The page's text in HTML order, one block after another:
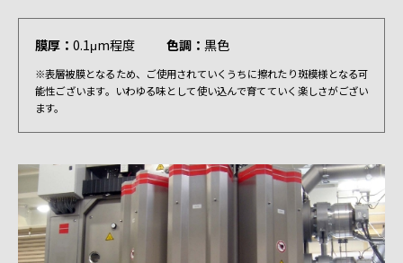
膜厚： 0.1μm程度 色調： 黒色
※表層被膜となるため、ご使用されていくうちに擦れたり斑模様となる可
能性ございます。いわゆる味として使い込んで育てていく楽しさがござい
ます。